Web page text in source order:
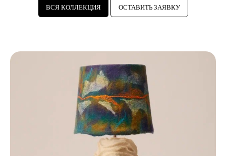
ВСЯ КОЛЛЕКЦИЯ ОСТАВИТЬ ЗАЯВКУ